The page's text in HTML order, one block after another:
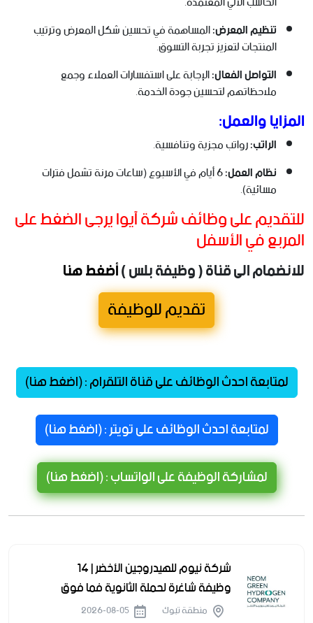
تنظيم المعرض:المساهمة في تحسين شكل المعرض وترتيب
المنتجات لتعزيز تجربة التسوق.
التواصل الفعال:الإجابة على استفسارات العملاء وجمع
ملاحظاتهم لتحسين جودة الخدمة.
المزايا والعمل:
الراتب:رواتب مجزية وتنافسية.
نظام العمل: 6 أيام في الأسبوع (ساعات مرنة تشمل فترات
مسائية).
للتقديم على وظائف شركة آيوا يرجى الضغط على
المربع في الأسفل
للانضمام الى قناة ( وظيفة بلس )أضغط هنا
تقديم للوظيفة
لمتابعة احدث الوظائف على قناة التلقرام : (اضغط هنا)
لمتابعة احدث الوظائف على تويتر : (اضغط هنا)
لمشاركة الوظيفة على الواتساب : (اضغط هنا)
شركة نيوم للهيدروجين الأخضر | 14
وظيفة شاغرة لحملة الثانوية فما فوق
منطقة تبوك